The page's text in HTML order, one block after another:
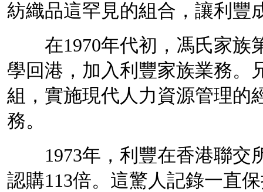
紡織品這罕見的組合，讓利豐
在1970年代初，馮氏家族
學回港，加入利豐家族業務。
組，實施現代人力資源管理的
務。
1973年，利豐在香港聯交
認購113倍。這驚人記錄一直